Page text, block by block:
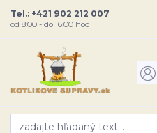
Tel.: +421 902 212 007
od 8:00 - do 16:00 hod